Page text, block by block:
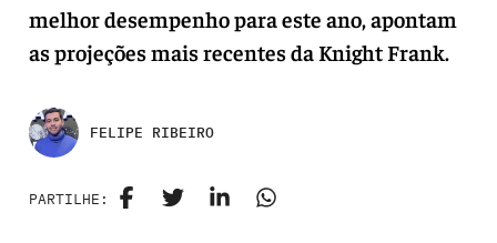
melhor desempenho para este ano, apontam
as projeções mais recentes da Knight Frank.
FELIPE RIBEIRO
PARTILHE: